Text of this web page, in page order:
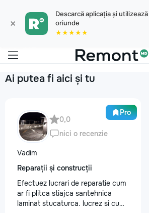
×
Descarcă aplicația și
oriunde
★★★★★
Ai putea fi aici și tu
Pro
0,0
nici o recenzie
Vadim
Reparații și construcții
Efectuez lucrari de reparatie cum
ar fi plitca stiajca santehnica
laminat stucaturca. lucrez si cu